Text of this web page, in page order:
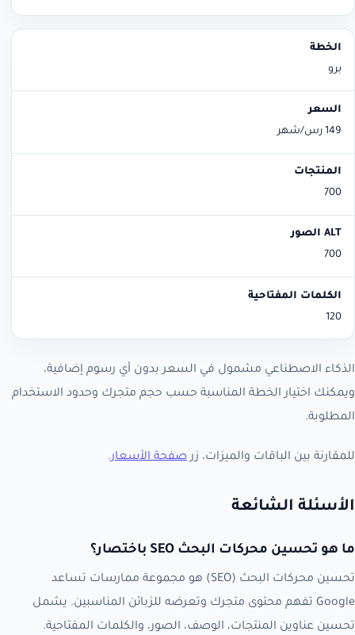
برو
149 رس/شهر
700
700
120
الذكاء الاصطناعي مشمول في السعر بدون أي رسوم إضافية،
ويمكنك اختيار الخطة المناسبة حسب حجم متجرك وحدود الاستخدام
المطلوبة.
للمقارنة بين الباقات والميزات، زر صفحة الأسعار.
الأسئلة الشائعة
ما هو تحسين محركات البحث SEO باختصار؟
تحسين محركات البحث (SEO) هو مجموعة ممارسات تساعد
Google تفهم محتوى متجرك وتعرضه للزبائن المناسبين. يشمل
تحسين عناوين المنتجات، الوصف، الصور، والكلمات المفتاحية.